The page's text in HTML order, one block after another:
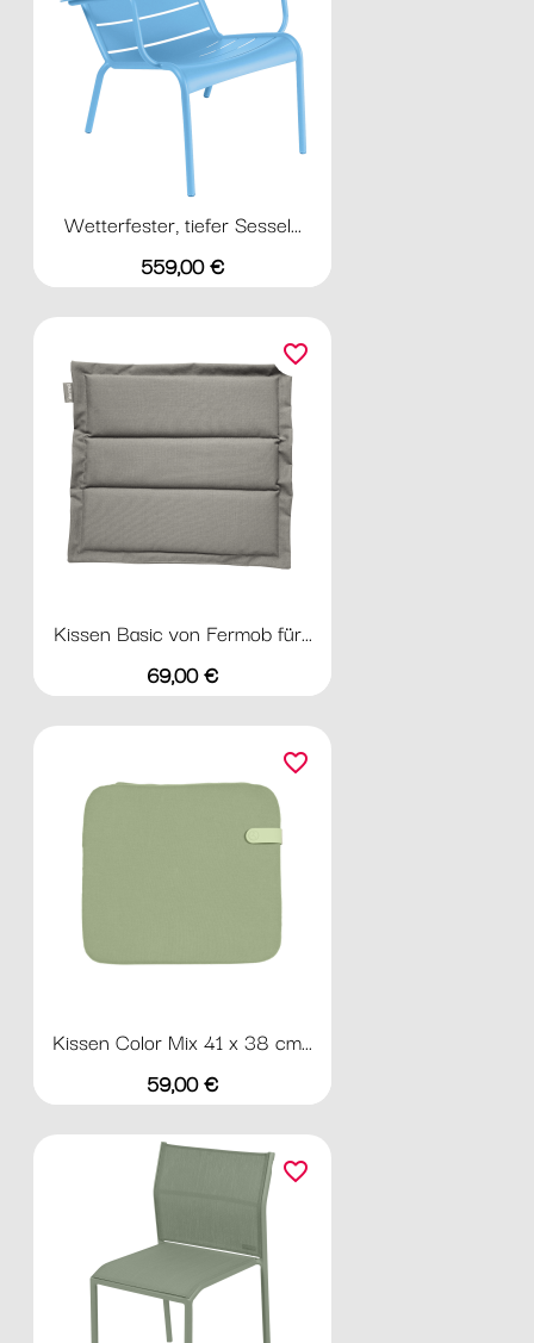
Wetterfester, tiefer Sessel...
Preis
559,00 €
Kissen Basic von Fermob für...
Preis
69,00 €
favorite_border
Kissen Color Mix 41 x 38 cm...
Preis
59,00 €
favorite_border
favorite_border